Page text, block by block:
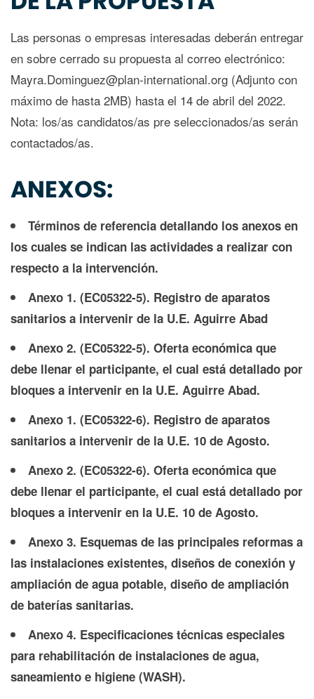
Las personas o empresas interesadas deberán entregar
en sobre cerrado su propuesta al correo electrónico:
Mayra.Dominguez@plan-international.org (Adjunto con
máximo de hasta 2MB) hasta el 14 de abril del 2022.
Nota: los/as candidatos/as pre seleccionados/as serán
contactados/as.
ANEXOS:
Términos de referencia detallando los anexos en
los cuales se indican las actividades a realizar con
respecto a la intervención.
Anexo 1. (EC05322-5). Registro de aparatos
sanitarios a intervenir de la U.E. Aguirre Abad
Anexo 2. (EC05322-5). Oferta económica que
debe llenar el participante, el cual está detallado por
bloques a intervenir en la U.E. Aguirre Abad.
Anexo 1. (EC05322-6). Registro de aparatos
sanitarios a intervenir de la U.E. 10 de Agosto.
Anexo 2. (EC05322-6). Oferta económica que
debe llenar el participante, el cual está detallado por
bloques a intervenir en la U.E. 10 de Agosto.
Anexo 3. Esquemas de las principales reformas a
las instalaciones existentes, diseños de conexión y
ampliación de agua potable, diseño de ampliación
de baterías sanitarias.
Anexo 4. Especificaciones técnicas especiales
para rehabilitación de instalaciones de agua,
saneamiento e higiene (WASH).